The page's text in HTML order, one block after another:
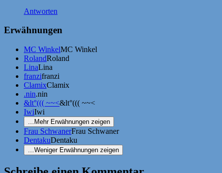
Antworten
Erwähnungen
MC WinkelMC Winkel
RolandRoland
LinaLina
franzifranzi
ClamixClamix
.nin.nin
&lt°((( ~~<&lt°((( ~~<
IwiIwi
… Mehr Erwähnungen zeigen
Frau SchwanerFrau Schwaner
DentakuDentaku
…Weniger Erwähnungen zeigen